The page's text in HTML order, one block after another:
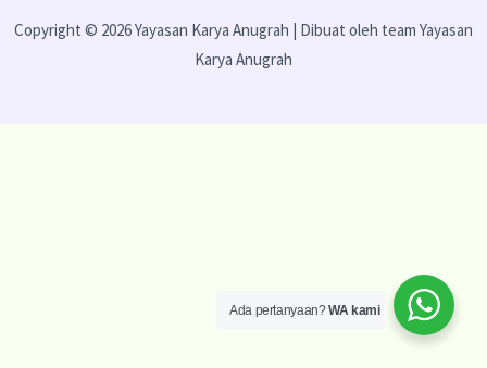
Copyright © 2026 Yayasan Karya Anugrah | Dibuat oleh team Yayasan
Karya Anugrah
Ada pertanyaan?WA kami